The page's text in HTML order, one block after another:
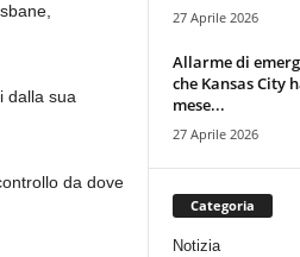
dalla sua
da dove
27 Aprile 2026
Allarme di
che Kansas City
mese...
27 Aprile 2026
Categoria
Notizia